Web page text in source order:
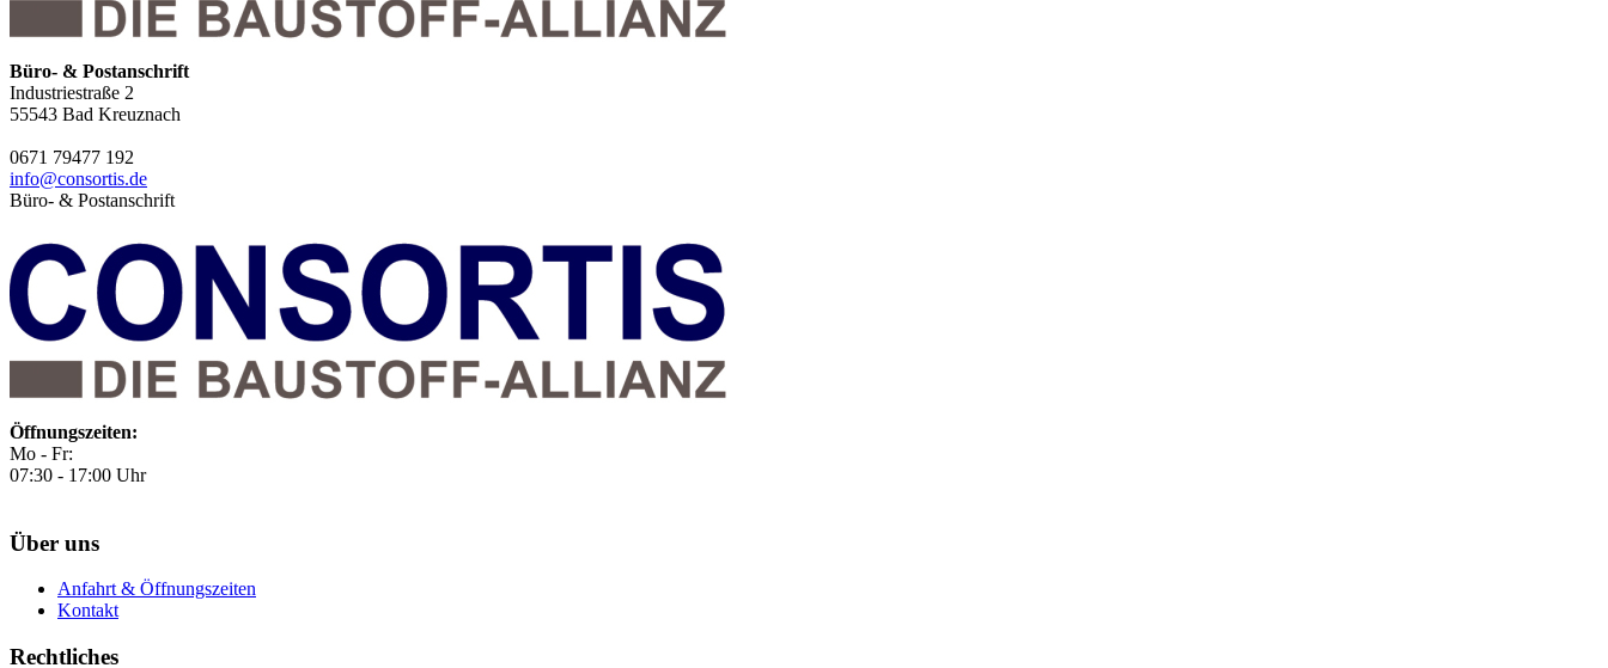
Büro- & Postanschrift
Industriestraße 2
55543 Bad Kreuznach
0671 79477 192
info@consortis.de
Büro- & Postanschrift
Öffnungszeiten:
Mo - Fr:
07:30 - 17:00 Uhr
Über uns
Anfahrt & Öffnungszeiten
Kontakt
Rechtliches